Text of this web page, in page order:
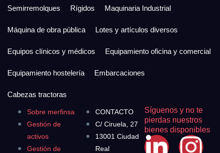
Sobre merfinsa
Gestión de
activos
Gestión de
CONTACTO
C/ Ciruela, 27
13001 Ciudad
Real
Síguenos y no te
pierdas nuestros
bienes disponibles
Semirremolques Rígidos Maquinaria Industrial
Máquina de obra pública Lotes y artículos diversos
Equipos clínicos y médicos Equipamiento oficina y comercial
Equipamiento hostelería Embarcaciones
Cabezas tractoras